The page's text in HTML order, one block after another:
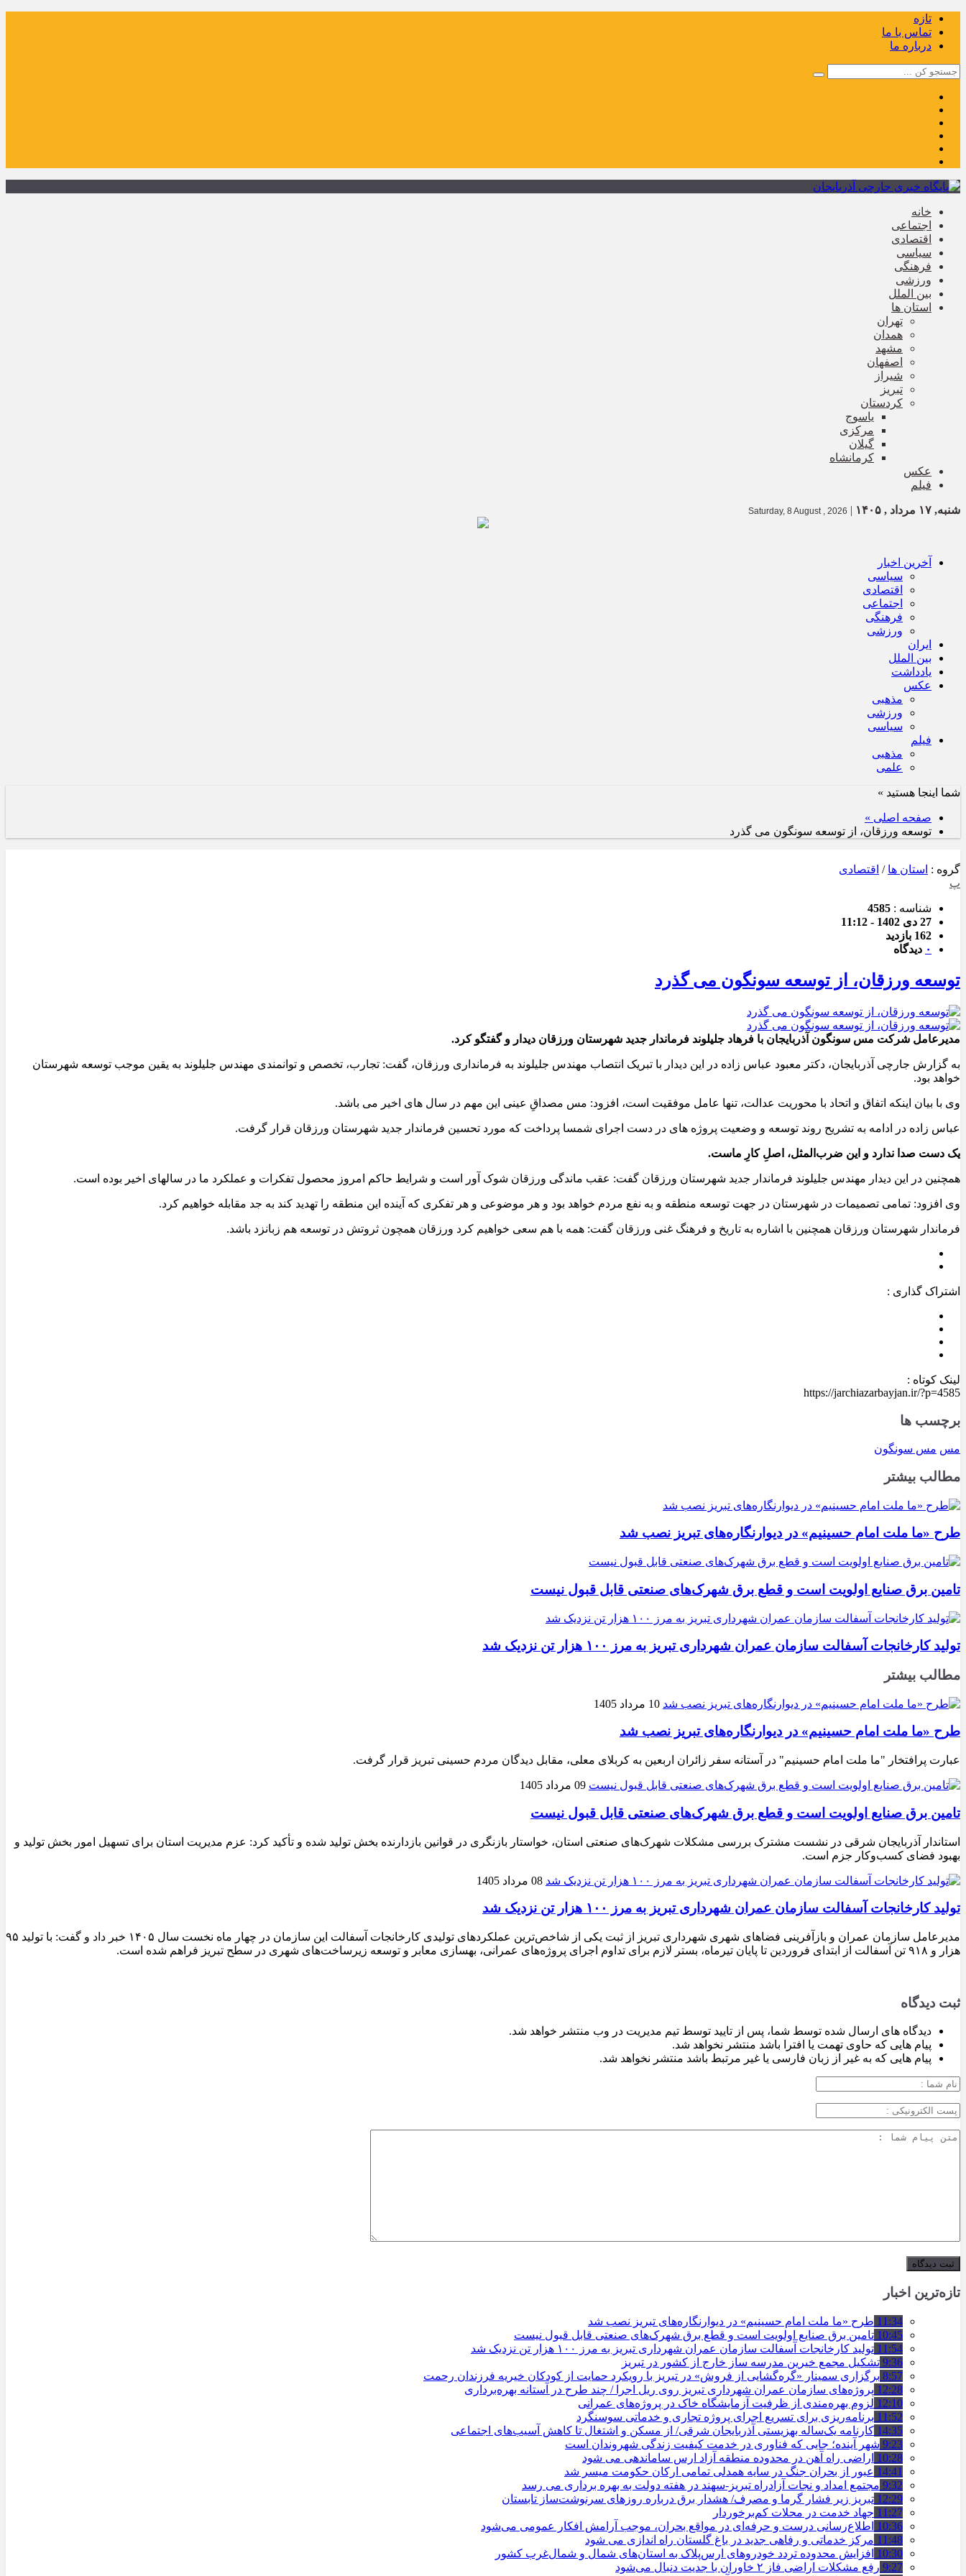
تازه
تماس با ما
درباره ما
خانه
اجتماعی
اقتصادی
سیاسی
فرهنگی
ورزشی
بین الملل
استان ها
تهران
همدان
مشهد
اصفهان
شیراز
تبریز
کردستان
یاسوج
مرکزی
گیلان
کرمانشاه
عکس
فیلم
شنبه, ۱۷ مرداد , ۱۴۰۵ |
Saturday, 8 August , 2026
آخرین اخبار
سیاسی
اقتصادی
اجتماعی
فرهنگی
ورزشی
ایران
بین الملل
یادداشت
عکس
مذهبی
ورزشی
سیاسی
فیلم
مذهبی
علمی
شما اینجا هستید »
صفحه اصلی »
توسعه ورزقان، از توسعه سونگون می گذرد
گروه : استان ها / اقتصادی
پ
شناسه : 4585
27 دی 1402 - 11:12
162 بازدید
۰ دیدگاه
توسعه ورزقان، از توسعه سونگون می گذرد
مدیرعامل شرکت مس سونگون آذربایجان با فرهاد جلیلوند فرماندار جدید شهرستان ورزقان دیدار و گفتگو کرد.
به گزارش جارچی آذربایجان، دکتر معبود عباس زاده در این دیدار با تبریک انتصاب مهندس جلیلوند به فرمانداری ورزقان، گفت: تجارب، تخصص و توانمندی مهندس جلیلوند به یقین موجب توسعه شهرستان
خواهد بود.
وی با بیان اینکه اتفاق و اتحاد با محوریت عدالت، تنها عامل موفقیت است، افزود: مس مصداقِ عینی این مهم در سال های اخیر می باشد.
عباس زاده در ادامه به تشریح روند توسعه و وضعیت پروژه های در دست اجرای شمسا پرداخت که مورد تحسین فرماندار جدید شهرستان ورزقان قرار گرفت.
یک دست صدا ندارد و این ضرب‌المثل، اصلِ کارِ ماست.
همچنین در این دیدار مهندس جلیلوند فرماندار جدید شهرستان ورزقان گفت: عقب ماندگی ورزقان شوک آور است و شرایط حاکم امروز محصول تفکرات و عملکرد ما در سالهای اخیر بوده است.
وی افزود: تمامی تصمیمات در شهرستان در جهت توسعه منطقه و به نفع مردم خواهد بود و هر موضوعی و هر تفکری که آینده این منطقه را تهدید کند به جد مقابله خواهیم کرد.
فرماندار شهرستان ورزقان همچنین با اشاره به تاریخ و فرهنگ غنی ورزقان گفت: همه با هم سعی خواهیم کرد ورزقان همچون ثروتش در توسعه هم زبانزد باشد.
اشتراک گذاری :
لینک کوتاه :
https://jarchiazarbayjan.ir/?p=4585
برچسب ها
مس مس سونگون
مطالب بیشتر
طرح «ما ملت امام حسینیم» در دیوارنگاره‌های تبریز نصب شد
تامین برق صنایع اولویت است و قطع برق شهرک‌های صنعتی قابل قبول نیست
تولید کارخانجات آسفالت سازمان عمران شهرداری تبریز به مرز ۱۰۰ هزار تن نزدیک شد
مطالب بیشتر
10 مرداد 1405
طرح «ما ملت امام حسینیم» در دیوارنگاره‌های تبریز نصب شد
عبارت پرافتخار "ما ملت امام حسینیم" در آستانه سفر زائران اربعین به کربلای معلی، مقابل دیدگان مردم حسینی تبریز قرار گرفت.
09 مرداد 1405
تامین برق صنایع اولویت است و قطع برق شهرک‌های صنعتی قابل قبول نیست
استاندار آذربایجان شرقی در نشست مشترک بررسی مشکلات شهرک‌های صنعتی استان، خواستار بازنگری در قوانین بازدارنده بخش تولید شده و تأکید کرد: عزم مدیریت استان برای تسهیل امور بخش تولید و
بهبود فضای کسب‌وکار جزم است.
08 مرداد 1405
تولید کارخانجات آسفالت سازمان عمران شهرداری تبریز به مرز ۱۰۰ هزار تن نزدیک شد
مدیرعامل سازمان عمران و بازآفرینی فضاهای شهری شهرداری تبریز از ثبت یکی از شاخص‌ترین عملکردهای تولیدی کارخانجات آسفالت این سازمان در چهار ماه نخست سال ۱۴۰۵ خبر داد و گفت: با تولید ۹۵
هزار و ۹۱۸ تن آسفالت از ابتدای فروردین تا پایان تیرماه، بستر لازم برای تداوم اجرای پروژه‌های عمرانی، بهسازی معابر و توسعه زیرساخت‌های شهری در سطح تبریز فراهم شده است.
ثبت دیدگاه
دیدگاه های ارسال شده توسط شما، پس از تایید توسط تیم مدیریت در وب منتشر خواهد شد.
پیام هایی که حاوی تهمت یا افترا باشد منتشر نخواهد شد.
پیام هایی که به غیر از زبان فارسی یا غیر مرتبط باشد منتشر نخواهد شد.
تازه‌ترین اخبار
11:34 طرح «ما ملت امام حسینیم» در دیوارنگاره‌های تبریز نصب شد
10:45 تامین برق صنایع اولویت است و قطع برق شهرک‌های صنعتی قابل قبول نیست
11:54 تولید کارخانجات آسفالت سازمان عمران شهرداری تبریز به مرز ۱۰۰ هزار تن نزدیک شد
9:36 تشکیل مجمع خیرین مدرسه ‌ساز خارج از کشور در تبریز
8:57 برگزاری سمینار «گره‌گشایی از فروش» در تبریز با رویکرد حمایت از کودکان خیریه فرزندان رحمت
12:28 پروژه‌های سازمان عمران شهرداری تبریز روی ریل اجرا / چند طرح در آستانه بهره‌برداری
12:10 لزوم بهره‌مندی از ظرفیت آزمایشگاه خاک در پروژه‌های عمرانی
11:52 برنامه‌ریزی برای تسریع اجرای پروژه تجاری و خدماتی سوسنگرد
14:35 کارنامه یک‌ساله بهزیستی آذربایجان شرقی/ از مسکن و اشتغال تا کاهش آسیب‌های اجتماعی
9:23 شهر آینده؛ جایی که فناوری در خدمت کیفیت زندگی شهروندان است
10:28 اراضی راه آهن در محدوده منطقه آزاد ارس ساماندهی می شود
14:41 عبور از بحران جنگ در سایه همدلی تمامی ارکان حکومت میسر شد
9:32 مجتمع امداد و نجات آزادراه تبریز-سهند در هفته دولت به بهره ‌برداری می‌ رسد
12:29 تبریز زیر فشار گرما و مصرف/ هشدار برق درباره روزهای سرنوشت‌ساز تابستان
11:27 جهاد خدمت در محلات کم‌برخوردار
10:36 اطلاع‌رسانی درست و حرفه‌ای در مواقع بحران، موجب آرامش افکار عمومی می‌شود
11:48 مرکز خدماتی و رفاهی جدید در باغ گلستان راه اندازی می شود
10:30 افزایش محدوده تردد خودروهای ارس‌پلاک به استان‌های شمال و شمال‌غرب کشور
9:27 رفع مشکلات اراضی فاز ۲ خاوران با جدیت دنبال می‌شود